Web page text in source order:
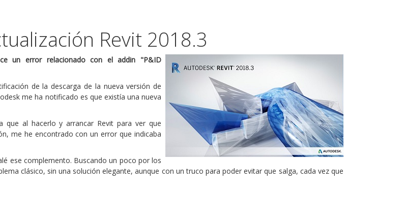
Revit 2018.3
un error relacionado con el addin "P&ID
de la descarga de la nueva versión de
me ha notificado es que existía una nueva
que al hacerlo y arrancar Revit para ver que
me he encontrado con un error que indicaba
ese complemento. Buscando un poco por los
clásico, sin una solución elegante, aunque con un truco para poder evitar que salga, cada vez que